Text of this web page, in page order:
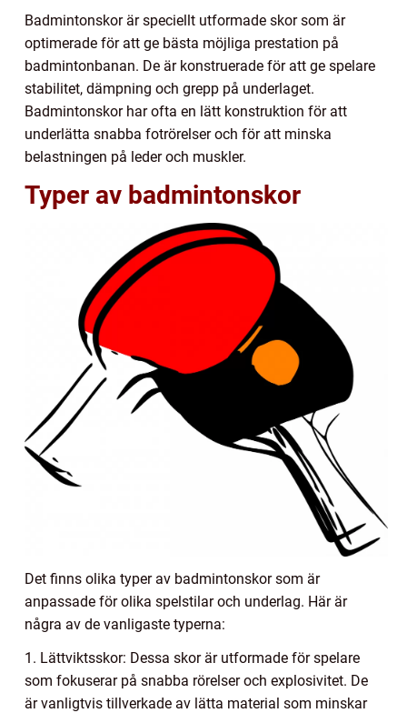
Badmintonskor är speciellt utformade skor som är
optimerade för att ge bästa möjliga prestation på
badmintonbanan. De är konstruerade för att ge spelare
stabilitet, dämpning och grepp på underlaget.
Badmintonskor har ofta en lätt konstruktion för att
underlätta snabba fotrörelser och för att minska
belastningen på leder och muskler.
Typer av badmintonskor
Det finns olika typer av badmintonskor som är
anpassade för olika spelstilar och underlag. Här är
några av de vanligaste typerna:
1. Lättviktsskor: Dessa skor är utformade för spelare
som fokuserar på snabba rörelser och explosivitet. De
är vanligtvis tillverkade av lätta material som minskar